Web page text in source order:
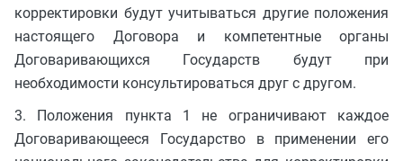
корректировки будут учитываться другие положения
настоящего Договора и компетентные органы
Договаривающихся Государств будут при
необходимости консультироваться друг с другом.
3. Положения пункта 1 не ограничивают каждое
Договаривающееся Государство в применении его